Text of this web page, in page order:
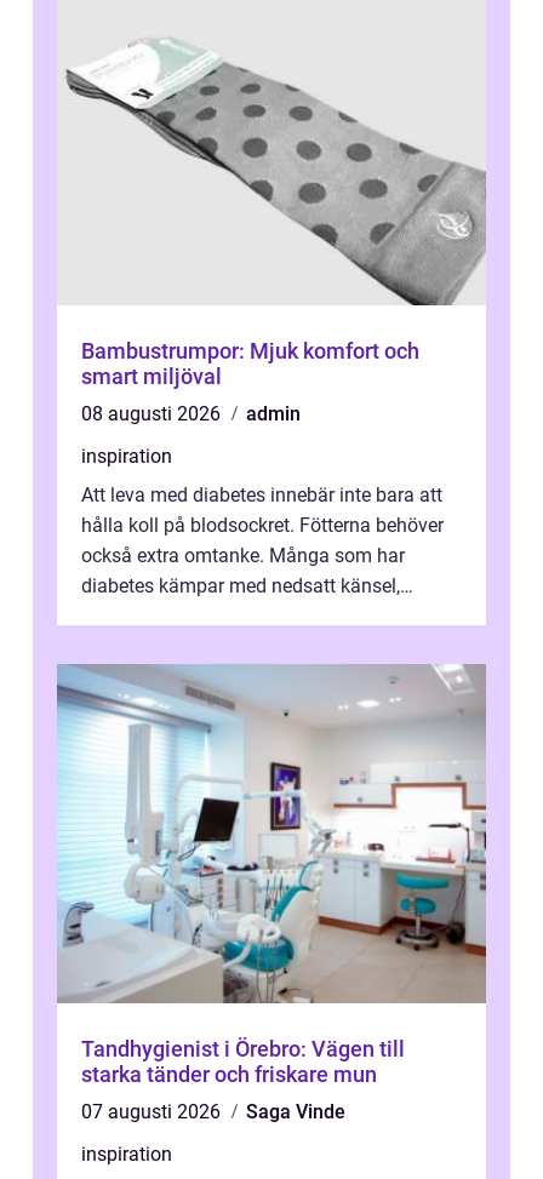
Bambustrumpor: Mjuk komfort och
smart miljöval
08 augusti 2026
admin
inspiration
Att leva med diabetes innebär inte bara att
hålla koll på blodsockret. Fötterna behöver
också extra omtanke. Många som har
diabetes kämpar med nedsatt känsel,
Tandhygienist i Örebro: Vägen till
starka tänder och friskare mun
07 augusti 2026
Saga Vinde
inspiration